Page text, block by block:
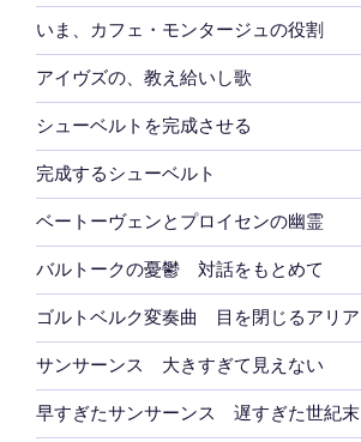
いま、カフェ・モンタージュの役割
アイヴズの、教え給いし歌
シューベルトを完成させる
完成するシューベルト
ベートーヴェンとプロイセンの幽霊
バルトークの憂鬱 対話をもとめて
ゴルトベルク変奏曲 目を閉じるアリ
サンサーンス 大きすぎて見えない
早すぎたサンサーンス 遅すぎた世紀末